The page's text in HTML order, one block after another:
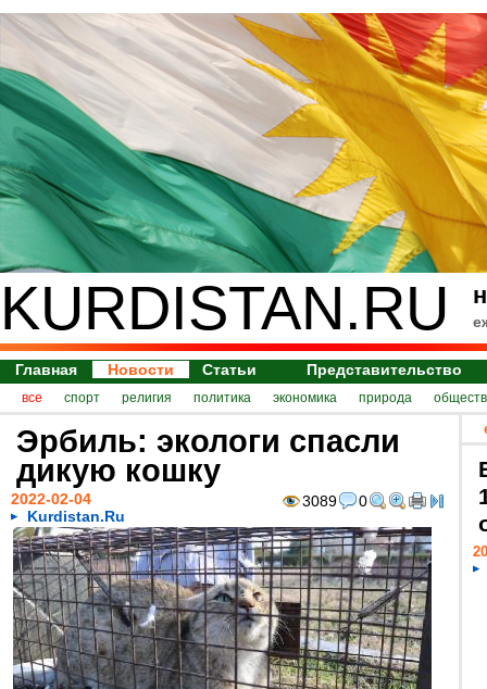
KURDISTAN.RU
Главная Новости Статьи Представительство
все спорт религия политика экономика природа
Эрбиль: экологи спасли
дикую кошку
3089 0
2022-02-04
Kurdistan.Ru